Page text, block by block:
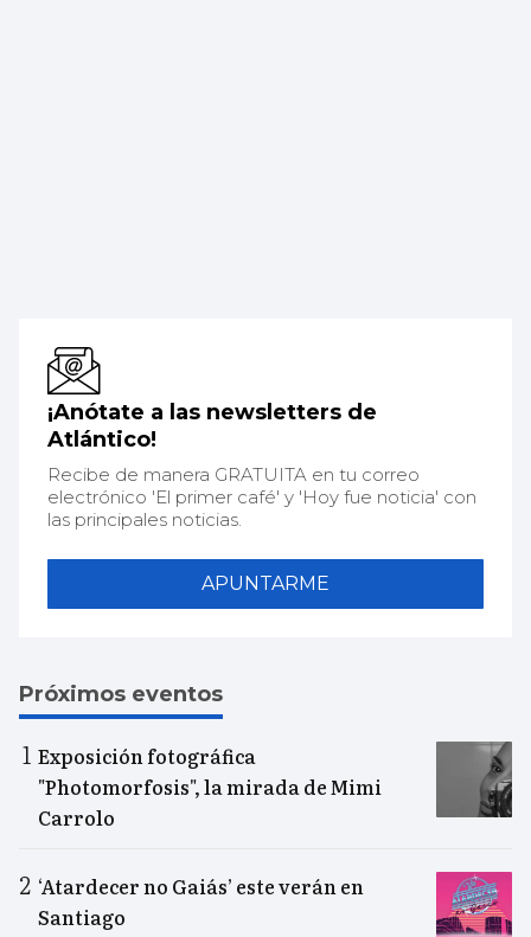
¡Anótate a las newsletters de
Atlántico!
Recibe de manera GRATUITA en tu correo
electrónico 'El primer café' y 'Hoy fue noticia' con
las principales noticias.
APUNTARME
Próximos eventos
Exposición fotográfica
"Photomorfosis", la mirada de Mimi
Carrolo
‘Atardecer no Gaiás’ este verán en
Santiago